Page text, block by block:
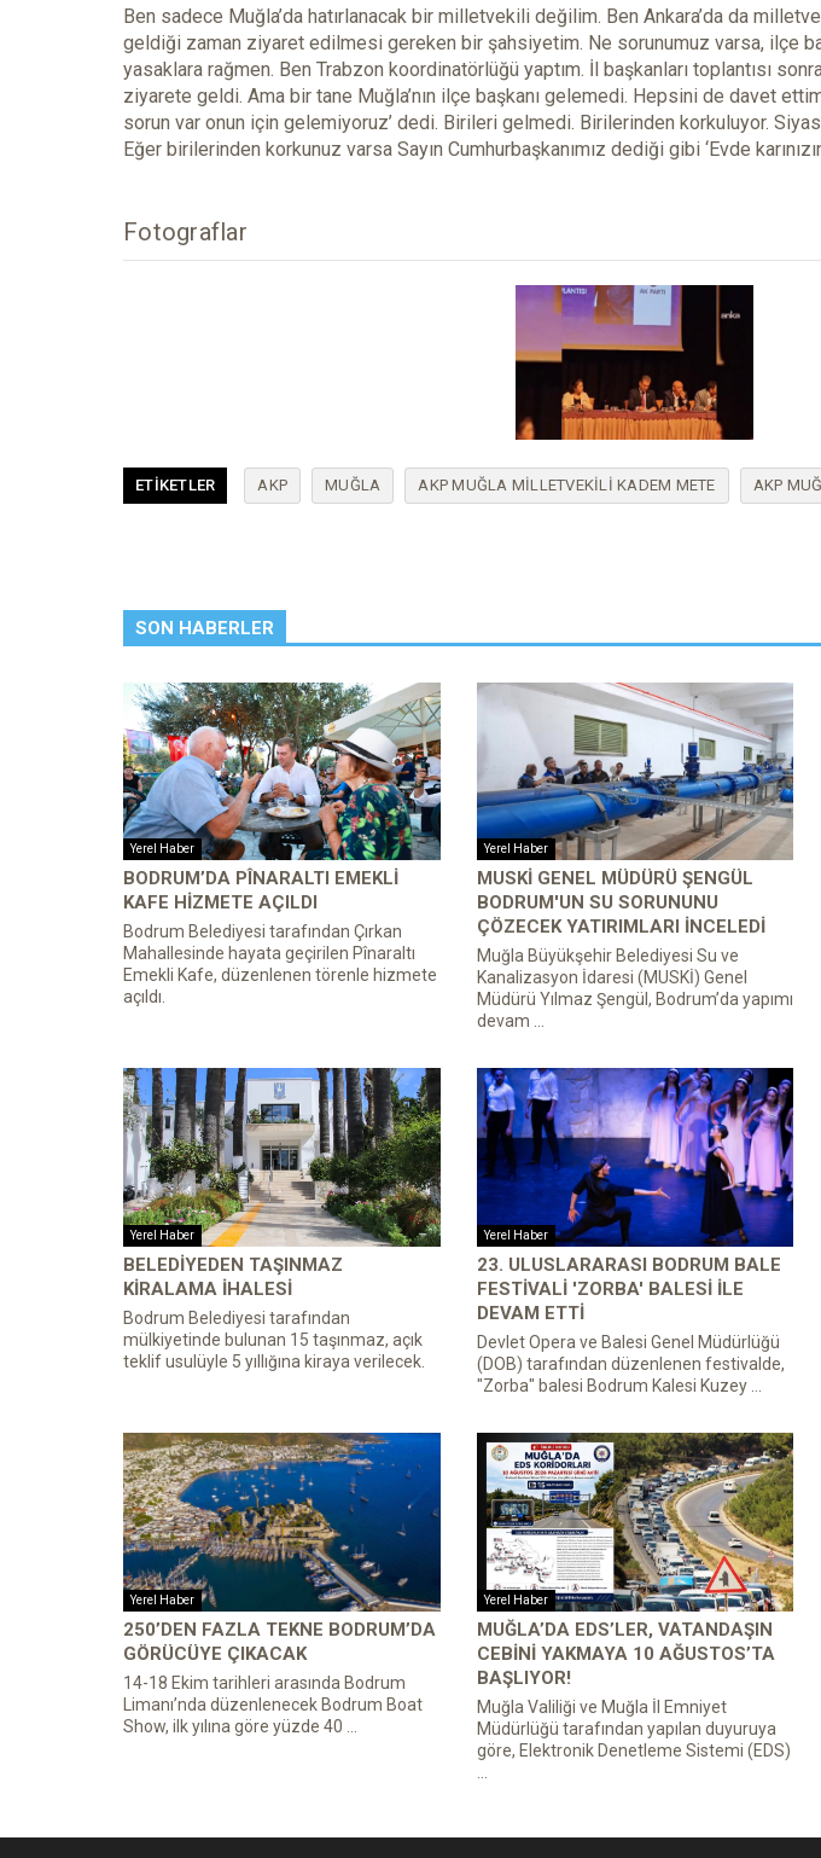
Ben sadece Muğla’da hatırlanacak bir milletvekili değilim. Ben Ankara’da da
geldiği zaman ziyaret edilmesi gereken bir şahsiyetim. Ne sorunumuz varsa, ilçe
yasaklara rağmen. Ben Trabzon koordinatörlüğü yaptım. İl başkanları toplantısı
ziyarete geldi. Ama bir tane Muğla’nın ilçe başkanı gelemedi. Hepsini de davet
sorun var onun için gelemiyoruz’ dedi. Birileri gelmedi. Birilerinden korkuluyor.
Eğer birilerinden korkunuz varsa Sayın Cumhurbaşkanımız dediği gibi ‘Evde karınızın
Fotograflar
ETIKETLER AKP MUĞLA AKP MUĞLA MILLETVEKILI KADEM METE AKP
SON HABERLER
Yerel Haber
BODRUM’DA PÎNARALTI EMEKLI
KAFE HIZMETE AÇILDI
Bodrum Belediyesi tarafından Çırkan
Mahallesinde hayata geçirilen Pînaraltı
Emekli Kafe, düzenlenen törenle hizmete
açıldı.
Yerel Haber
MUSKİ GENEL MÜDÜRÜ ŞENGÜL
BODRUM'UN SU SORUNUNU
ÇÖZECEK YATIRIMLARI INCELEDI
Muğla Büyükşehir Belediyesi Su ve
Kanalizasyon İdaresi (MUSKİ) Genel
Müdürü Yılmaz Şengül, Bodrum’da yapımı
devam ...
Yerel Haber
BELEDIYEDEN TAŞINMAZ
KIRALAMA İHALESI
Bodrum Belediyesi tarafından
mülkiyetinde bulunan 15 taşınmaz, açık
teklif usulüyle 5 yıllığına kiraya verilecek.
Yerel Haber
23. ULUSLARARASI BODRUM BALE
FESTIVALI 'ZORBA' BALESI ILE
DEVAM ETTI
Devlet Opera ve Balesi Genel Müdürlüğü
(DOB) tarafından düzenlenen festivalde,
"Zorba" balesi Bodrum Kalesi Kuzey ...
Yerel Haber
250’DEN FAZLA TEKNE BODRUM’DA
GÖRÜCÜYE ÇIKACAK
14-18 Ekim tarihleri arasında Bodrum
Limanı’nda düzenlenecek Bodrum Boat
Show, ilk yılına göre yüzde 40 ...
Yerel Haber
MUĞLA’DA EDS’LER, VATANDAŞIN
CEBINI YAKMAYA 10 AĞUSTOS’TA
BAŞLIYOR!
Muğla Valiliği ve Muğla İl Emniyet
Müdürlüğü tarafından yapılan duyuruya
göre, Elektronik Denetleme Sistemi (EDS)